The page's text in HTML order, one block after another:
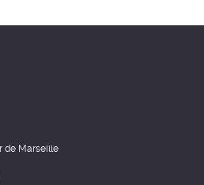
de Marseille